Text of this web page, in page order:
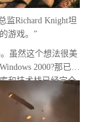
监Richard Knight坦
游戏。”
虽然这个想法很美
2000?那已经
和技术栈已经完全